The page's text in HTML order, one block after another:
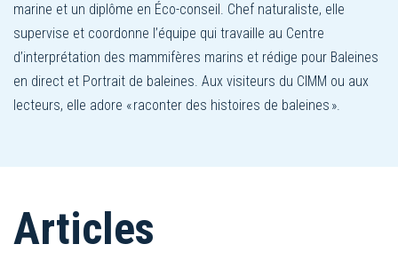
marine et un diplôme en Éco-conseil. Chef naturaliste, elle
supervise et coordonne l’équipe qui travaille au Centre
d’interprétation des mammifères marins et rédige pour Baleines
en direct et Portrait de baleines. Aux visiteurs du CIMM ou aux
lecteurs, elle adore « raconter des histoires de baleines ».
Articles